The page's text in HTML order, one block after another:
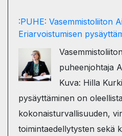
:PUHE: Vasemmistoliiton
Eriarvoistumisen
puheenjohtaja
Kuva: Hilla
pysäyttäminen on
kokonaisturvallisuuden,
toimintaedellytysten sekä